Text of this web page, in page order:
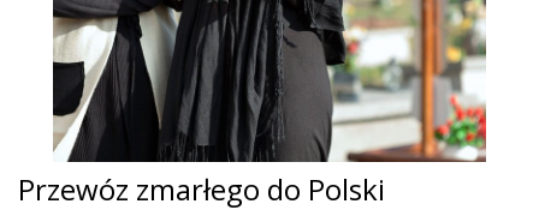
Przewóz zmarłego do Polski